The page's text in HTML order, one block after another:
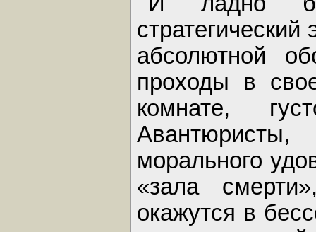
абсолютной
проходы в
комнате,
морального
«зала
окажутся в